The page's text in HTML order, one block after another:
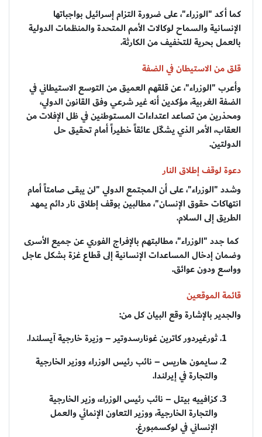
كما أكد "الوزراء"، على ضرورة التزام إسرائيل بواجباتها
الإنسانية والسماح لوكالات الأمم المتحدة والمنظمات الدولية
بالعمل بحرية للتخفيف من الكارثة.
قلق من الاستيطان في الضفة
وأعرب "الوزراء"، عن قلقهم العميق من التوسع الاستيطاني في
الضفة الغربية، مؤكدين أنه غير شرعي وفق القانون الدولي،
ومحذرين من تصاعد اعتداءات المستوطنين في ظل الإفلات من
العقاب، الأمر الذي يشكّل عائقاً خطيراً أمام تحقيق حل
الدولتين.
دعوة لوقف إطلاق النار
وشدد "الوزراء"، على أن المجتمع الدولي "لن يبقى صامتاً أمام
انتهاكات حقوق الإنسان"، مطالبين بوقف إطلاق نار دائم يمهد
الطريق إلى السلام.
كما جدد "الوزراء"، مطالبتهم بالإفراج الفوري عن جميع الأسرى
وضمان إدخال المساعدات الإنسانية إلى قطاع غزة بشكل عاجل
وواسع ودون عوائق.
قائمة الموقعين
والجدير بالإشارة وقع البيان كل من:
ثورغيردور كاترين غونارسدوتير – وزيرة خارجية آيسلندا.
سايمون هاريس – نائب رئيس الوزراء ووزير الخارجية
والتجارة في إيرلندا.
كزافييه بيتل – نائب رئيس الوزراء، وزير الخارجية
والتجارة الخارجية، ووزير التعاون الإنمائي والعمل
الإنساني في لوكسمبورغ.